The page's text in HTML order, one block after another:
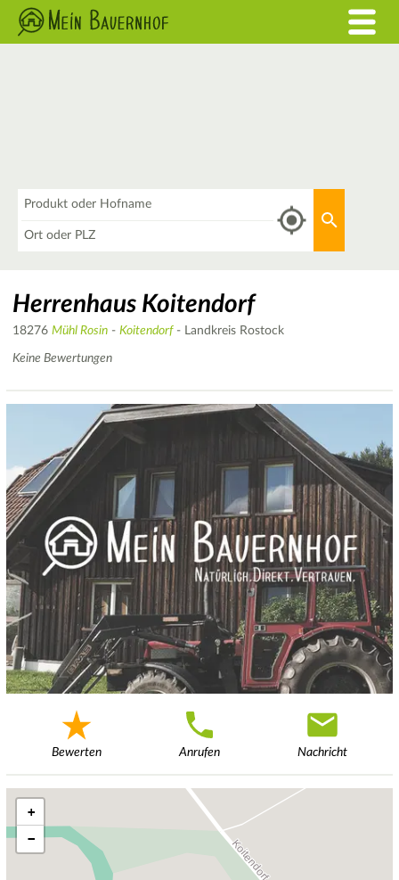
Herrenhaus Koitendorf
18276 Mühl Rosin - Koitendorf- Landkreis Rostock
Keine Bewertungen
Bewerten Anrufen Nachricht
+
−